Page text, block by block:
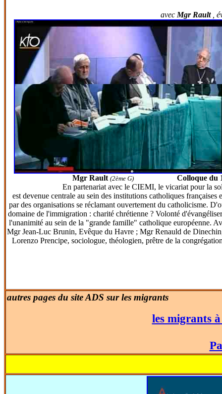
avec Mgr Rault,
Mgr Rault (2ème G) Colloque du
En partenariat avec le CIEMI, le vicariat pour la solidarité du
est devenue centrale au sein des institutions catholiques
par des organisations se réclamant ouvertement du catholicisme.
domaine de l'immigration : charité chrétienne ? Volonté
l'unanimité au sein de la "grande famille" catholique européenne.
Mgr Jean-Luc Brunin, Evêque du Havre ; Mgr Renauld de
Lorenzo Prencipe, sociologue, théologien, prêtre de la
autres pages du site ADS sur les migrants
les migrants